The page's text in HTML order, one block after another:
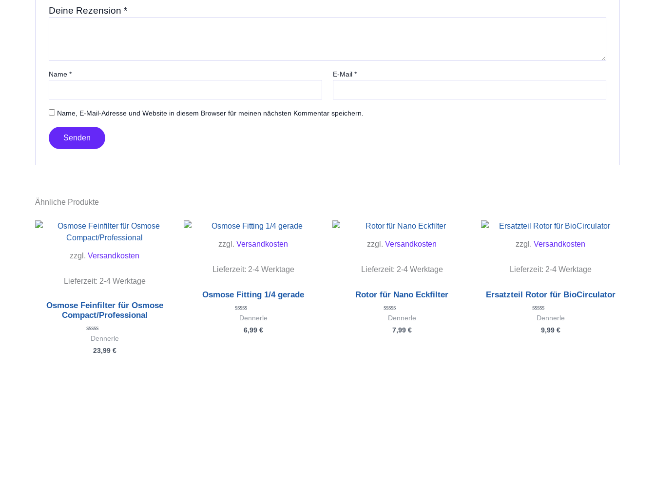
Deine Rezension *
Name * E-Mail*
Name, E-Mail-Adresse und Website in diesem Browser für meinen nächsten Kommentar speichern.
Ähnliche Produkte
zzgl. Versandkosten
Lieferzeit: 2-4 Werktage
Osmose Feinfilter für Osmose
Compact/Professional
Bewertet
Dennerle
23,99 €
zzgl. Versandkosten
Lieferzeit: 2-4 Werktage
Osmose Fitting 1/4 gerade
Bewertet
Dennerle
6,99 €
zzgl. Versandkosten
Lieferzeit: 2-4 Werktage
Rotor für Nano Eckfilter
Bewertet
Dennerle
7,99 €
zzgl. Versandkosten
Lieferzeit: 2-4 Werktage
Ersatzteil Rotor für BioCirculator
Bewertet
Dennerle
9,99 €